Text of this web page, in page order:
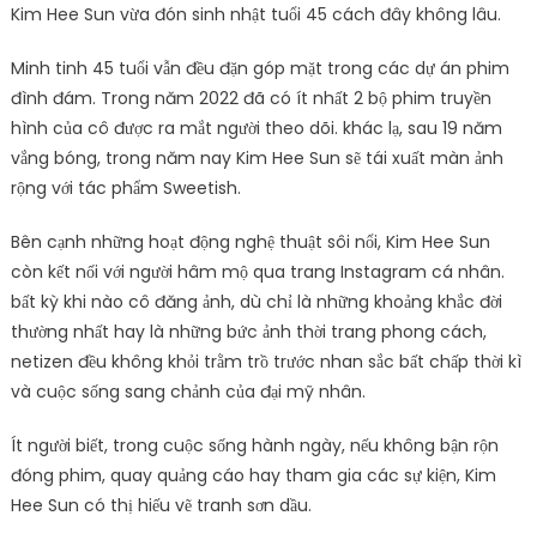
Kim Hee Sun vừa đón sinh nhật tuổi 45 cách đây không lâu.
Minh tinh 45 tuổi vẫn đều đặn góp mặt trong các dự án phim
đình đám. Trong năm 2022 đã có ít nhất 2 bộ phim truyền
hình của cô được ra mắt người theo dõi. khác lạ, sau 19 năm
vắng bóng, trong năm nay Kim Hee Sun sẽ tái xuất màn ảnh
rộng với tác phẩm Sweetish.
Bên cạnh những hoạt động nghệ thuật sôi nổi, Kim Hee Sun
còn kết nối với người hâm mộ qua trang Instagram cá nhân.
bất kỳ khi nào cô đăng ảnh, dù chỉ là những khoảng khắc đời
thường nhất hay là những bức ảnh thời trang phong cách,
netizen đều không khỏi trằm trồ trước nhan sắc bất chấp thời kì
và cuộc sống sang chảnh của đại mỹ nhân.
Ít người biết, trong cuộc sống hành ngày, nếu không bận rộn
đóng phim, quay quảng cáo hay tham gia các sự kiện, Kim
Hee Sun có thị hiếu vẽ tranh sơn dầu.